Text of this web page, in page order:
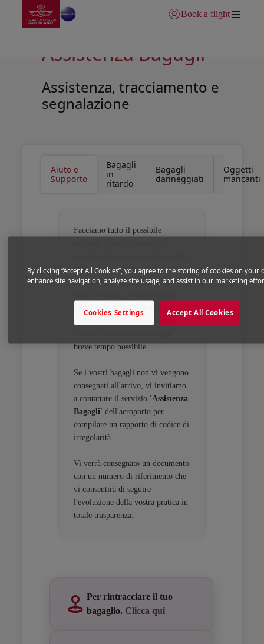
Skip to Main Content
Vai alla home page
Accedi | Unisciti)
Book a flight
Assistenza Bagagli
Assistenza, tracciamento e
segnalazione
Aiuto e
Supporto
Bagagli
in
ritardo
Bagagli
danneggiati
Oggetti
mancanti
Facciamo tutto il possibile
migliori condizioni. In rari casi,
per motivi indipendenti dalla
potrebbero subire ritardi o danni.
breve tempo possibile.
Se i vostri bagagli non vi vengono
consegnati all'arrivo, vi invitiamo
a contattare il servizio 'Assistenza
Bagagli' dell'aeroporto per
compilare un rapporto di codice di
irregolarità.
Vi verrà consegnato un documento
con un numero di riferimento che
vi consentirà di seguire
l'evoluzione della vostra pratica in
totale trasparenza.
Per rintracciare il tuo
bagaglio. Clicca qui
By clicking “Accept All Cookies”, you agree to the storing of cookies on your
enhance site navigation, analyze site usage, and assist in our marketing
Accept All Cookies
Cookies Settings